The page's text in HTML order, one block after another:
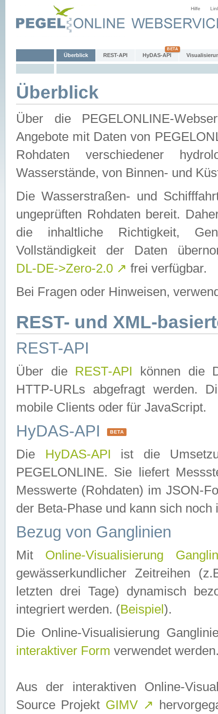
Hilfe
Überblick REST-API HyDAS-API
Überblick
Über die PEGELONLINE-
Angebote mit Daten von
Rohdaten verschiedener
Wasserstände, von Binnen- und
Die Wasserstraßen- und
ungeprüften Rohdaten bereit.
die inhaltliche Richtigkeit,
Vollständigkeit der Daten
DL-DE->Zero-2.0 ↗ frei verfügbar.
Bei Fragen oder Hinweisen,
REST- und XML-
REST-API
Über die REST-API können die
HTTP-URLs abgefragt werden.
mobile Clients oder für JavaScript.
HyDAS-API BETA
Die HyDAS-API ist die
PEGELONLINE. Sie liefert
Messwerte (Rohdaten) im JSON-
der Beta-Phase und kann sich noch
Bezug von Ganglinien
Mit Online-Visualisierung
gewässerkundlicher Zeitreihen
letzten drei Tage) dynamisch
integriert werden. (Beispiel ).
Die Online-Visualisierung
interaktiver Form verwendet
Aus der interaktiven Online-
Source Projekt GIMV ↗